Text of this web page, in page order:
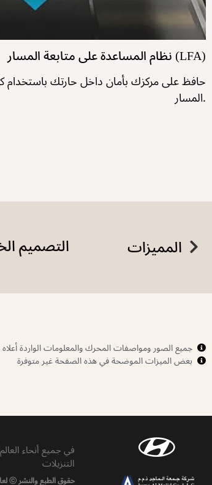
نظام المساعدة على متابعة المسار (LFA)
حافظ على مركزك بأمان داخل حارتك باستخدام
المسار.
المميزات التصميم
جميع الصور ومواصفات المحرك والمعلومات الواردة
بعض الميزات الموضحة في هذه الصفحة غير متوفرة
في جميع أنحاء العالم
التنزيلات
حقوق الطبع والنشر ⓒ لعام 2023 محفوظة لشركة Hyundai motor UAE - Juma Al Majid Est.. جميع الحقوق محفوظة.